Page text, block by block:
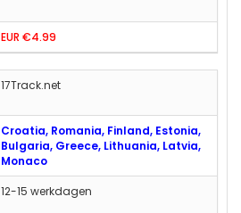
EUR €4.99
17Track.net
Croatia, Romania, Finland, Estonia,
Bulgaria, Greece, Lithuania, Latvia,
Monaco
12-15 werkdagen